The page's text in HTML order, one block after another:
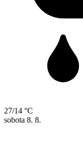
27/14 °C
sobota 8. 8.